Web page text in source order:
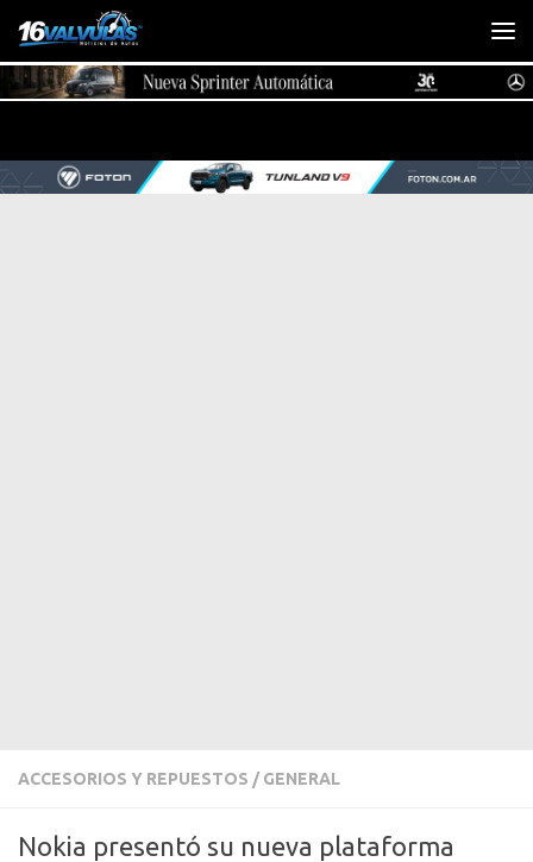
Saltar al contenido
ACCESORIOS Y REPUESTOS / GENERAL
Nokia presentó su nueva plataforma